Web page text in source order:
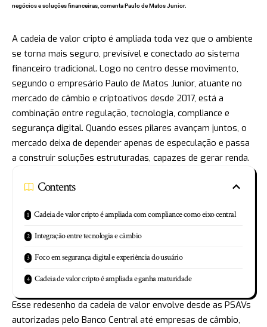
negócios e soluções financeiras, comenta Paulo de Matos Junior.
A cadeia de valor cripto é ampliada toda vez que o ambiente
se torna mais seguro, previsível e conectado ao sistema
financeiro tradicional. Logo no centro desse movimento,
segundo o empresário Paulo de Matos Junior, atuante no
mercado de câmbio e criptoativos desde 2017, está a
combinação entre regulação, tecnologia, compliance e
segurança digital. Quando esses pilares avançam juntos, o
mercado deixa de depender apenas de especulação e passa
a construir soluções estruturadas, capazes de gerar renda.
Contents
Cadeia de valor cripto é ampliada com compliance como eixo central
Integração entre tecnologia e câmbio
Foco em segurança digital e experiência do usuário
Cadeia de valor cripto é ampliada e ganha maturidade
Esse redesenho da cadeia de valor envolve desde as PSAVs
autorizadas pelo Banco Central até empresas de câmbio,